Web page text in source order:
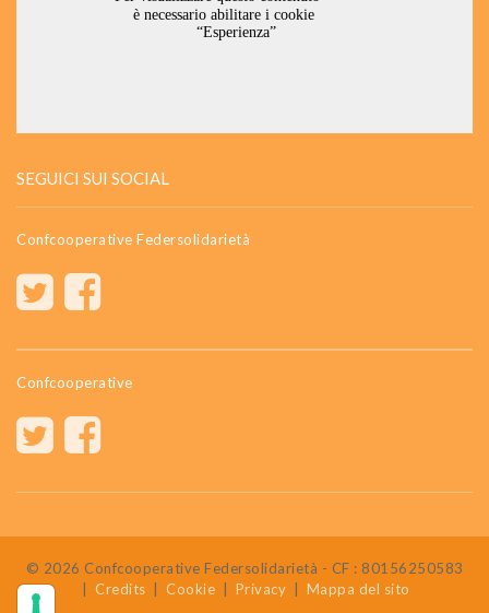
SEGUICI SUI SOCIAL
Confcooperative Federsolidarietà
Confcooperative
© 2026 Confcooperative Federsolidarietà - CF : 80156250583
Credits Cookie Privacy Mappa del sito